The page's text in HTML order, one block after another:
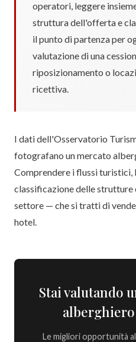
operatori, leggere
struttura dell'offerta e
il punto di partenza per
valutazione di una
riposizionamento o
ricettiva.
I dati dell'Osservatorio
fotografano un mercato
Comprendere i flussi
classificazione delle strutture
settore — che si tratti di
hotel.
Stai valutando
alberghiero
Le migliori opportunità